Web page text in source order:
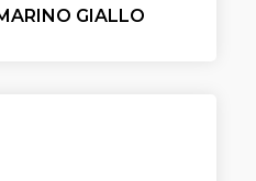
GIALLO